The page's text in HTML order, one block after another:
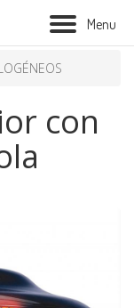
Menu
con